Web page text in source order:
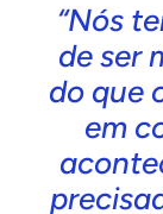
“Nós
de ser
do que
em